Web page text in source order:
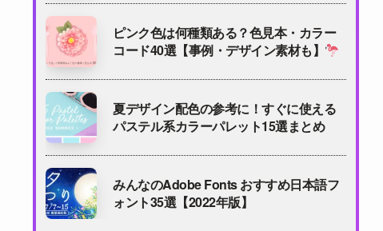
ピンク色は何種類ある？色見本・カラー
コード40選【事例・デザイン素材も】
夏デザイン配色の参考に！すぐに使える
パステル系カラーパレット15選まとめ
みんなのAdobe Fonts おすすめ日本語フ
ォント35選【2022年版】